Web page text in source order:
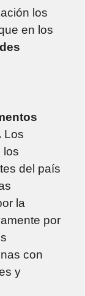
los
en los
Los
los
del país
la
por
con
y